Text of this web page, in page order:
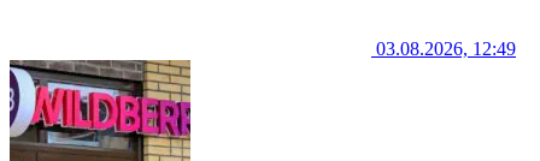
03.08.2026, 12:49